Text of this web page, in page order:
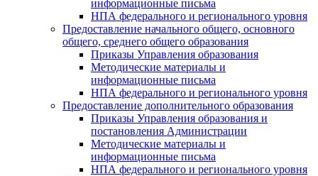
информационные письма
НПА федерального и регионального уровня
Предоставление начального общего, основного
общего, среднего общего образования
Приказы Управления образования
Методические материалы и
информационные письма
НПА федерального и регионального уровня
Предоставление дополнительного образования
Приказы Управления образования и
постановления Администрации
Методические материалы и
информационные письма
НПА федерального и регионального уровня